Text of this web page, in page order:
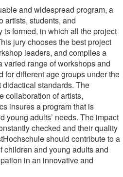
and widespread program, a
artists, students, and
is formed, in which all the project
jury chooses the best project
leaders, and compiles a
varied range of workshops and
for different age groups under the
standards. The
collaboration of artists,
insures a program that is
young adults’ needs. The impact
checked and their quality
should contribute to a
children and young adults and
in an innovative and